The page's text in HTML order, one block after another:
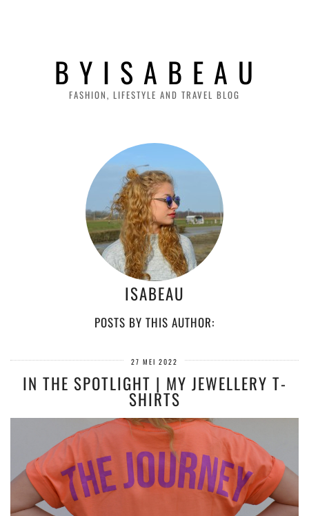
B Y I S A B E A U
FASHION, LIFESTYLE AND TRAVEL BLOG
ISABEAU
POSTS BY THIS AUTHOR:
27 MEI 2022
IN THE SPOTLIGHT | MY JEWELLERY T-
SHIRTS